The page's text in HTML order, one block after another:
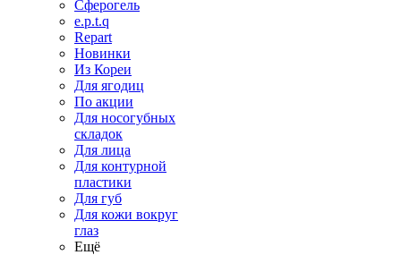
Сферогель
e.p.t.q
Repart
Новинки
Из Кореи
Для ягодиц
По акции
Для носогубных
складок
Для лица
Для контурной
пластики
Для губ
Для кожи вокруг
глаз
Ещё